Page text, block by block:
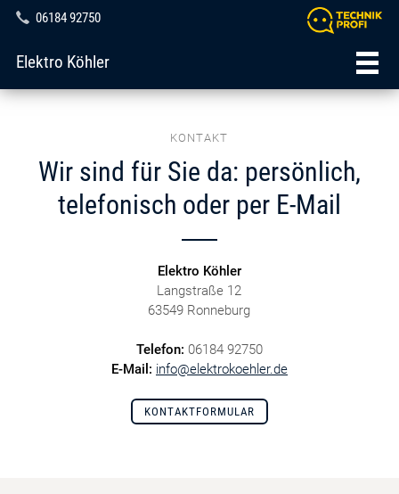
06184 92750
Elektro Köhler
KONTAKT
Wir sind für Sie da: persönlich,
telefonisch oder per E-Mail
Elektro Köhler
Langstraße 12
63549 Ronneburg
Telefon: 06184 92750
E-Mail: info@elektrokoehler.de
KONTAKTFORMULAR